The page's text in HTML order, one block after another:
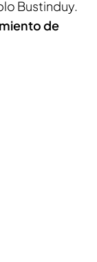
Bustinduy.
de